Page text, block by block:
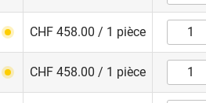
CHF 458.00 / 1 pièce
CHF 458.00 / 1 pièce